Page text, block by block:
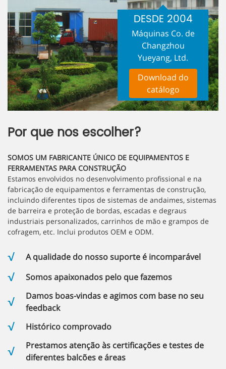
DESDE 2004
Máquinas Co. de
Changzhou
Yueyang, Ltd.
Download do
catálogo
Por que nos escolher?
SOMOS UM FABRICANTE ÚNICO DE EQUIPAMENTOS E
FERRAMENTAS PARA CONSTRUÇÃO
Estamos envolvidos no desenvolvimento profissional e na
fabricação de equipamentos e ferramentas de construção,
incluindo diferentes tipos de sistemas de andaimes, sistemas
de barreira e proteção de bordas, escadas e degraus
industriais personalizados, carrinhos de mão e grampos de
cofragem, etc. Inclui produtos OEM e ODM.
A qualidade do nosso suporte é incomparável
Somos apaixonados pelo que fazemos
Damos boas-vindas e agimos com base no seu
feedback
Histórico comprovado
Prestamos atenção às certificações e testes de
diferentes balcões e áreas